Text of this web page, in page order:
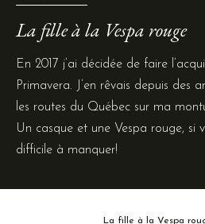
La fille à la Vespa rouge
En 2017 j’ai décidée de faire
Primavera. J’en rêvais depuis des
les routes du Québec sur ma
Un casque et une Vespa rouge, si
difficile à manquer!
La fille à la Vespa